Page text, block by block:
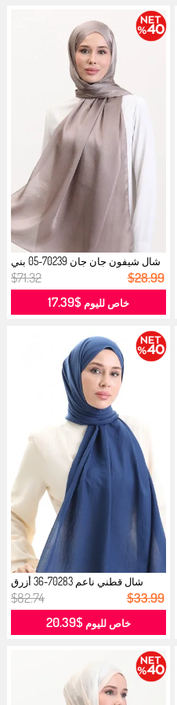
شال شيفون جان جان 70239-05 بني
فاتح...
$71.32 $28.99
خاص لليوم$17.39
شال قطني ناعم 70283-36 أزرق
داكن فا...
$82.74 $33.99
خاص لليوم$20.39